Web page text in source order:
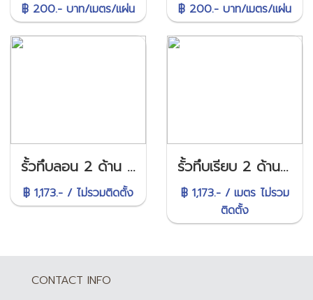
฿ 200.- บาท/เมตร/แผ่น ฿ 200.- บาท/เมตร/แผ่น
รั้วทึบลอน 2 ด้าน 23 ซม.
฿ 1,173.- / ไม่รวมติดตั้ง
รั้วทึบเรียบ 2 ด้าน 22 ซม.
฿ 1,173.- / เมตร ไม่รวม
ติดตั้ง
CONTACT INFO